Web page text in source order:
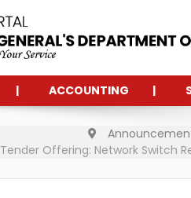
ACCOUNTING
Tender Offering: Network Switch